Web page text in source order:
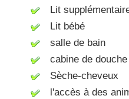
Lit
Lit bébé
salle de bain
cabine de douche
Sèche-cheveux
l'accès à des